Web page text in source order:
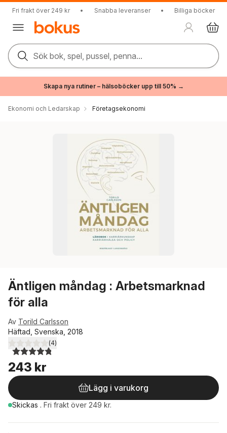
Fri frakt över 249 kr • Snabba leveranser • Billiga böcker
Sök bok, spel, pussel, penna...
Skapa nya rutiner – hälsoböcker upp till 50% →
Ekonomi och Ledarskap Företagsekonomi
Äntligen måndag : Arbetsmarknad
för alla
Av Torild Carlsson
Häftad, Svenska, 2018
4,8utav 5 stjärnor. Totalt antal röster:
(4)
243 kr
Lägg i varukorg
Skickas . Fri frakt över 249 kr.